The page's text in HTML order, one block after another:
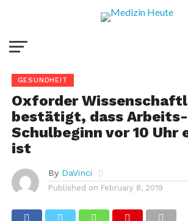
GESUNDHEIT
Oxforder
bestätigt, dass
Schulbeginn vor 10 Uhr
ist
By DaVinci
Published on February 8, 2019